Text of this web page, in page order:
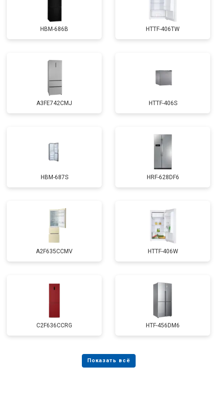
HBM-686B HTTF-406TW
A3FE742CMJ HTTF-406S
HBM-687S HRF-628DF6
A2F635CCMV HTTF-406W
C2F636CCRG HTF-456DM6